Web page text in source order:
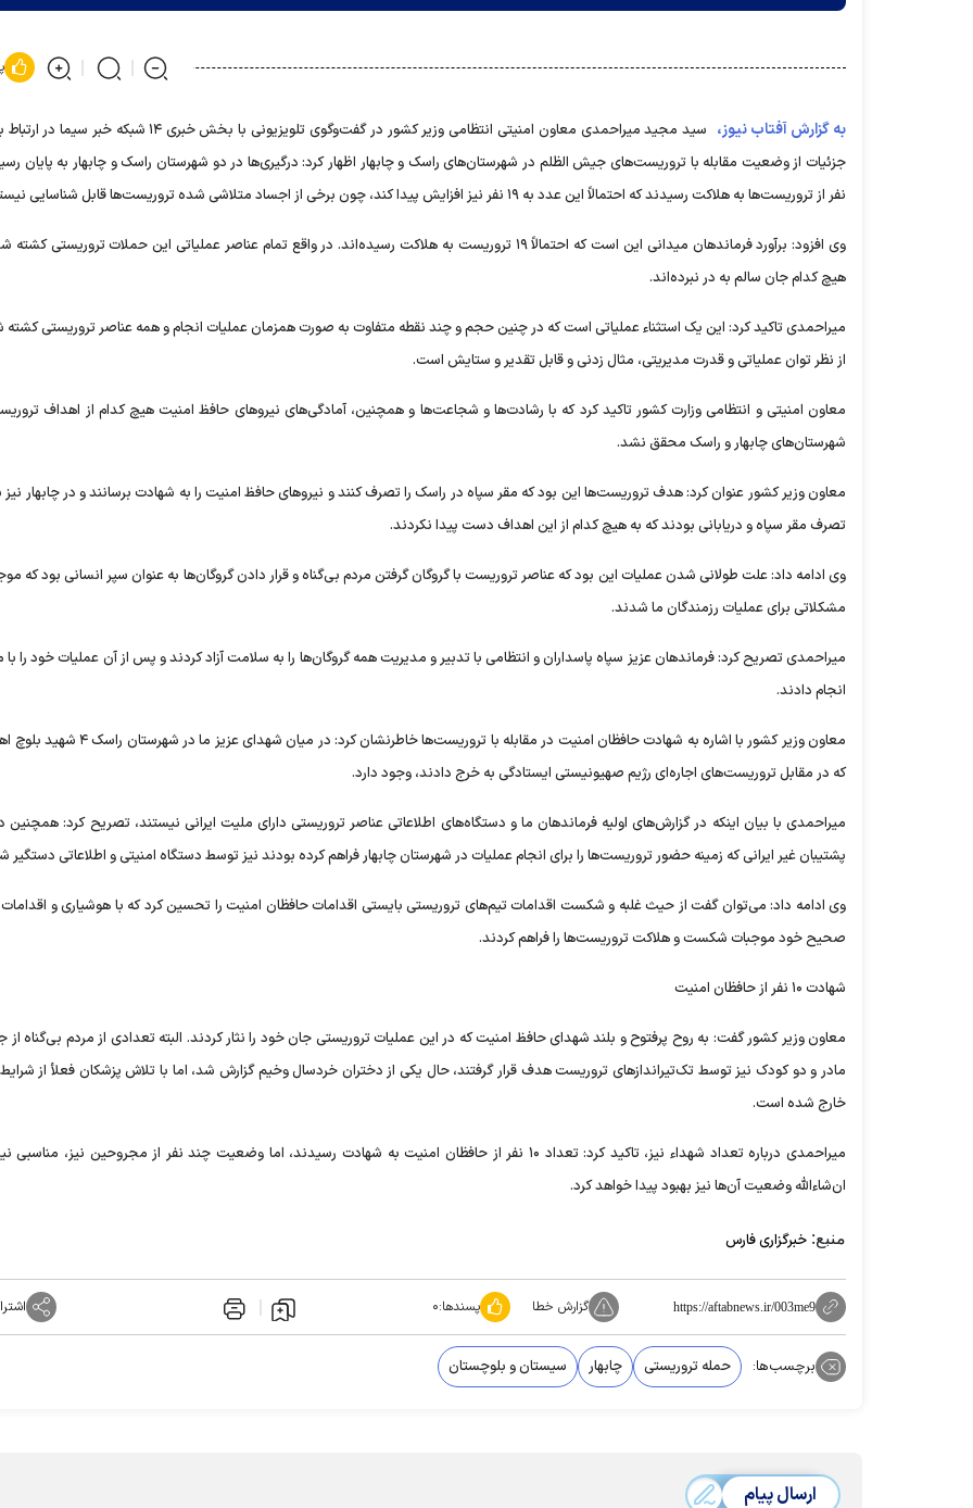
به گزارش آفتاب نیوز،
سید مجید میراحمدی معاون امنیتی انتظامی وزیر کشور در گفت‌وگوی تلویزیونی با بخش خبری ۱۴
نفر از تروریست‌ها به هلاکت رسیدند که احتمالاً این عدد به ۱۹ نفر نیز افزایش پیدا کند، چون برخی از اجساد متلاشی شده تروریست‌ها قابل شناسایی نیستند.
وی افزود: برآورد فرماندهان میدانی این است که احتمالاً ۱۹ تروریست به هلاکت رسیده‌اند. در واقع تمام عناصر عملیاتی این حملات تروریستی
هیچ کدام جان سالم به در نبرده‌اند.
میراحمدی تاکید کرد: این یک استثناء عملیاتی است که در چنین حجم و چند نقطه متفاوت به صورت همزمان عملیات انجام و همه عناصر تروریستی کشته
از نظر توان عملیاتی و قدرت مدیریتی، مثال زدنی و قابل تقدیر و ستایش است.
معاون امنیتی و انتظامی وزارت کشور تاکید کرد که با رشادت‌ها و شجاعت‌ها و همچنین، آمادگی‌های نیرو‌های حافظ امنیت هیچ کدام از اهداف
شهرستان‌های چابهار و راسک محقق نشد.
معاون وزیر کشور عنوان کرد: هدف تروریست‌ها این بود که مقر سپاه در راسک را تصرف کنند و نیرو‌های حافظ امنیت را به شهادت برسانند و در چابهار نیز
تصرف مقر سپاه و دریابانی بودند که به هیچ کدام از این اهداف دست پیدا نکردند.
وی ادامه داد: علت طولانی شدن عملیات این بود که عناصر تروریست با گروگان گرفتن مردم بی‌گناه و قرار دادن گروگان‌ها به عنوان سپر انسانی بود که
مشکلاتی برای عملیات رزمندگان ما شدند.
میراحمدی تصریح کرد: فرماندهان عزیز سپاه پاسداران و انتظامی با تدبیر و مدیریت همه گروگان‌ها را به سلامت آزاد کردند و پس از آن عملیات خود را
انجام دادند.
معاون وزیر کشور با اشاره به شهادت حافظان امنیت در مقابله با تروریست‌ها خاطرنشان کرد:
که در مقابل تروریست‌های اجاره‌ای رژیم صهیونیستی ایستادگی به خرج دادند، وجود دارد.
میراحمدی با بیان اینکه در گزارش‌های اولیه فرماندهان ما و دستگاه‌های اطلاعاتی عناصر تروریستی دارای ملیت ایرانی نیستند، تصریح کرد: همچنین
پشتیبان غیر ایرانی که زمینه حضور تروریست‌ها را برای انجام عملیات در شهرستان چابهار فراهم کرده بودند نیز توسط دستگاه امنیتی و اطلاعاتی دستگیر
وی ادامه داد: می‌توان گفت از حیث غلبه و شکست اقدامات تیم‌های تروریستی بایستی اقدامات حافظان امنیت را تحسین کرد که با هوشیاری و
صحیح خود موجبات شکست و هلاکت تروریست‌ها را فراهم کردند.
شهادت ۱۰ نفر از حافظان امنیت
معاون وزیر کشور گفت: به روح پرفتوح و بلند شهدای حافظ امنیت که در این عملیات تروریستی جان خود را نثار کردند. البته تعدادی از مردم بی‌گناه
مادر و دو کودک نیز توسط تک‌تیرانداز‌های تروریست هدف قرار گرفتند، حال یکی از دختران خردسال وخیم گزارش شد، اما با تلاش پزشکان فعلأ از
خارج شده است.
میراحمدی درباره تعداد شهداء نیز، تاکید کرد: تعداد ۱۰ نفر از حافظان امنیت به شهادت رسیدند، اما وضعیت چند نفر از مجروحین نیز،
ان‌شاءالله وضعیت آن‌ها نیز بهبود پیدا خواهد کرد.
منبع: خبرگزاری فارس
https://aftabnews.ir/003me9 گزارش خطا پسندها:۰
برچسب‌ها: حمله تروریستی چابهار سیستان و بلوچستان
ارسال پیام